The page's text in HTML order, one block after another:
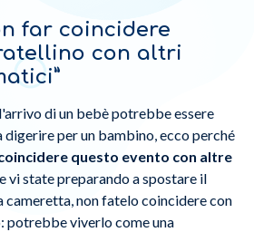
far coincidere
con altri
di un bebè potrebbe essere
per un bambino, ecco perché
questo evento con altre
vi state preparando a spostare il
cameretta, non fatelo coincidere con
potrebbe viverlo come una